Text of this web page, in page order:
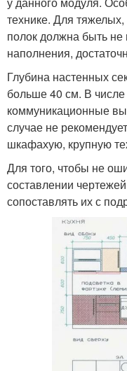
технике. Для
полок должна быть
наполнения,
Глубина настенных
больше 40 см. В числе
коммуникационные
случае не
шкафахую, крупную
Для того, чтобы не
составлении
сопоставлять их с